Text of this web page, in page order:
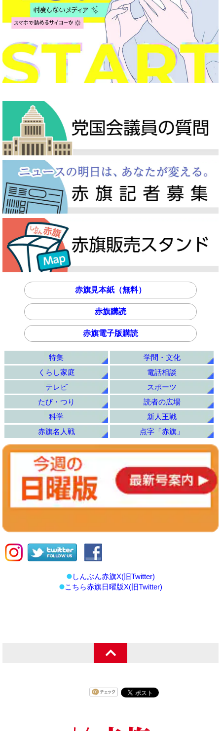
赤旗見本紙（無料）
赤旗購読
赤旗電子版購読
特集
学問・文化
くらし家庭
電話相談
テレビ
スポーツ
たび・つり
読者の広場
科学
新人王戦
赤旗名人戦
点字「赤旗」
しんぶん赤旗X(旧Twitter)
こちら赤旗日曜版X(旧Twitter)